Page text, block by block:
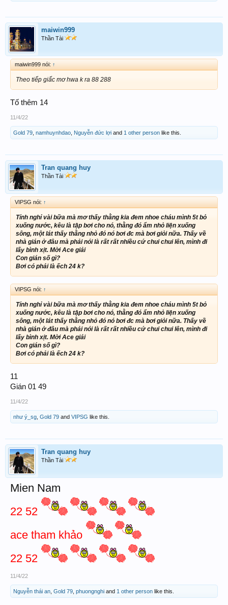
maiwin999
Thần Tài
maiwin999 nói: ↑
Theo tiếp giấc mơ hwa k ra 88 288
Tố thêm 14
11/4/22
Gold 79 namhuynhdao Nguyễn đức lợi and 1 other person like this.
Tran quang huy
Thần Tài
VIPSG nói: ↑
Tính nghỉ vài bữa mà mơ thấy thằng kia đem nhoe cháu mình 5t bỏ
xuống nước, kêu là tập bơi cho nó, thằng đó ẩm nhỏ liện xuống
sông, một lát thấy thằng nhỏ đó nó bơi đc mà bơi giỏi nữa. Thấy về
nhà gián ở đâu mà phải nói là rất rất nhiều cứ chui chui lên, mình đi
lấy bình xịt. Mời Ace giải
Con gián số gì?
Bơi có phải là ếch 24 k?
VIPSG nói: ↑
Tính nghỉ vài bữa mà mơ thấy thằng kia đem nhoe cháu mình 5t bỏ
xuống nước, kêu là tập bơi cho nó, thằng đó ẩm nhỏ liện xuống
sông, một lát thấy thằng nhỏ đó nó bơi đc mà bơi giỏi nữa. Thấy về
nhà gián ở đâu mà phải nói là rất rất nhiều cứ chui chui lên, mình đi
lấy bình xịt. Mời Ace giải
Con gián số gì?
Bơi có phải là ếch 24 k?
11
Gián 01 49
11/4/22
như ý_sg Gold 79 and VIPSG like this.
Tran quang huy
Thần Tài
Mien Nam
22 52
ace tham khảo
22 52
11/4/22
Nguyễn thái an Gold 79 phuongnghi and 1 other person like this.